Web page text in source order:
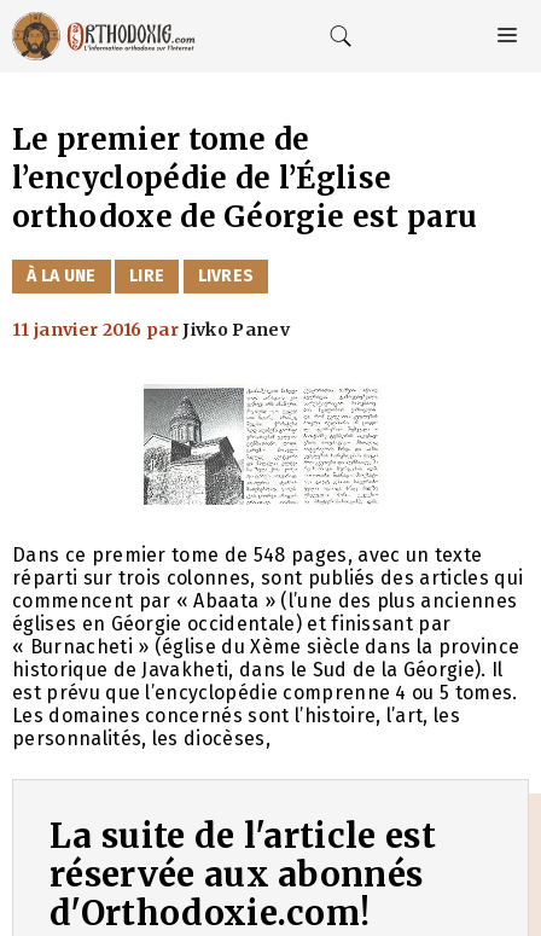
Aller
au
contenu
Le premier tome de
l’encyclopédie de l’Église
orthodoxe de Géorgie est paru
CATÉGORIES
À LA UNE LIRE LIVRES
11 janvier 2016 parJivko Panev
Dans ce premier tome de 548 pages, avec un texte
réparti sur trois colonnes, sont publiés des articles qui
commencent par « Abaata » (l’une des plus anciennes
églises en Géorgie occidentale) et finissant par
« Burnacheti » (église du Xème siècle dans la province
historique de Javakheti, dans le Sud de la Géorgie). Il
est prévu que l’encyclopédie comprenne 4 ou 5 tomes.
Les domaines concernés sont l’histoire, l’art, les
personnalités, les diocèses,
La suite de l'article est
réservée aux abonnés
d'Orthodoxie.com!